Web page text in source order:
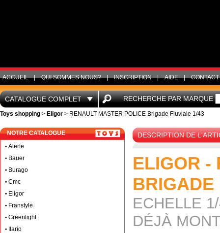
ACCUEIL | QUI SOMMES NOUS? | INSCRIPTION | AIDE | CONTACT
CATALOGUE COMPLET RECHERCHE PAR MARQUE
Toys shopping > Eligor > RENAULT MASTER POLICE Brigade Fluviale 1/43
NOTRE CATALOGUE
Alerte
Bauer
Burago
Cmc
Eligor
Franstyle
Greenlight
Ilario
DESCRIPTION DE
ELIGOR -
ECHELLE
DÉJÀ